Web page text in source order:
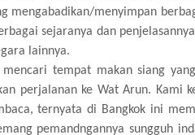
mengabadikan/menyimpan
sejaranya dan
lainnya.
tempat makan siang
perjalanan ke Wat Arun. Kami
ternyata di Bangkok ini
pemandngannya sungguh